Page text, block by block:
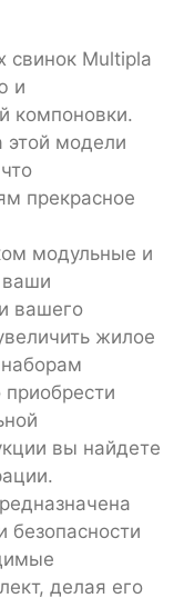
свинок Multipla
и
компоновки.
этой модели
прекрасное
модульные и
ваши
вашего
жилое
вы найдете
безопасности
делая его